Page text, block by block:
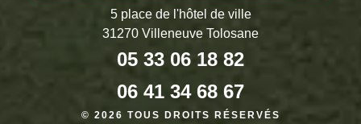
5 place de l'hôtel de ville
31270 Villeneuve Tolosane
05 33 06 18 82
06 41 34 68 67
© 2026 TOUS DROITS RÉSERVÉS